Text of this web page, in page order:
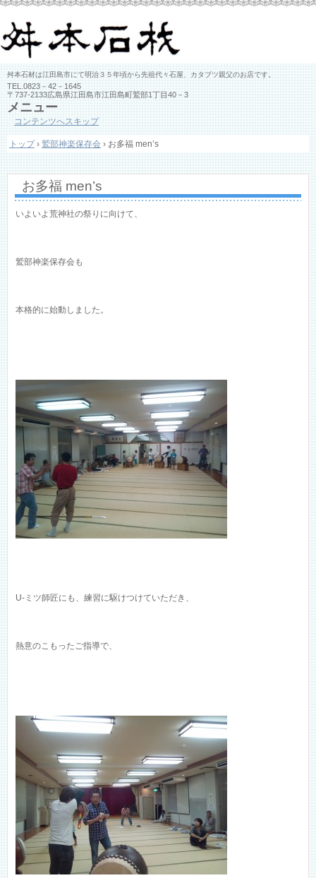
舛本石材は江田島市にて明治３５年頃から先祖代々石屋、カタブツ親父のお店です。
TEL. 0823－42－1645
〒737-2133広島県江田島市江田島町鷲部1丁目40－3
メニュー
コンテンツへスキップ
トップ › 鷲部神楽保存会 › お多福 men’s
お多福 men’s
いよいよ荒神社の祭りに向けて、
鷲部神楽保存会も
本格的に始動しました。
U-ミツ師匠にも、練習に駆けつけていただき、
熱意のこもったご指導で、